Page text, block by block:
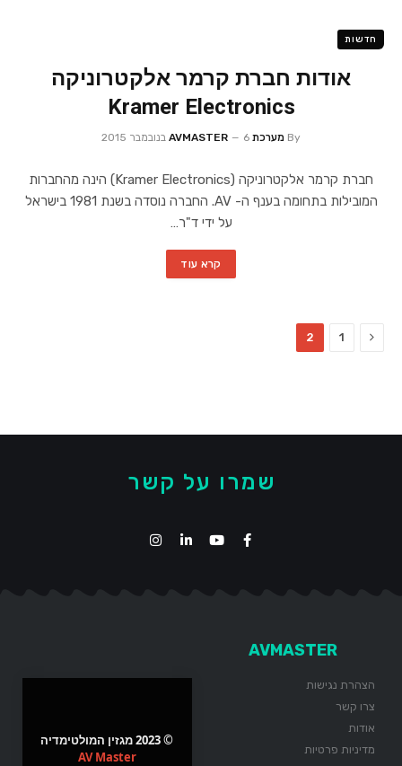
חדשות
אודות חברת קרמר אלקטרוניקה
Kramer Electronics
By מערכת AVMASTER 6 בנובמבר 2015
חברת קרמר אלקטרוניקה (Kramer Electronics) הינה מהחברות
המובילות בתחומה בענף ה- AV. החברה נוסדה בשנת 1981 בישראל
על ידי ד"ר…
קרא עוד
Previous
1
2
שמרו על קשר
AVMASTER
הצהרת נגישות
צרו קשר
אודות
מדיניות פרטיות
© 2023 מגזין המולטימדיה
AV Master